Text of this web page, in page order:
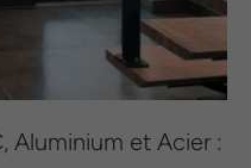
Aluminium et Acier :